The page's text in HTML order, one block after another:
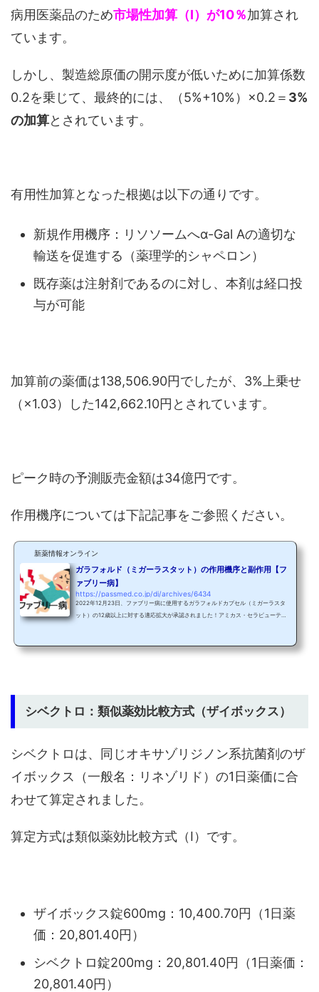
病用医薬品のため市場性加算（Ⅰ）が10％加算され
ています。
しかし、製造総原価の開示度が低いために加算係数
0.2を乗じて、最終的には、（5%+10%）×0.2＝ 3%
の加算とされています。
有用性加算となった根拠は以下の通りです。
新規作用機序：リソソームへα-Gal Aの適切な
輸送を促進する（薬理学的シャペロン）
既存薬は注射剤であるのに対し、本剤は経口投
与が可能
加算前の薬価は138,506.90円でしたが、3%上乗せ
（×1.03）した142,662.10円とされています。
ピーク時の予測販売金額は34億円です。
作用機序については下記記事をご参照ください。
新薬情報オンライン
ガラフォルド（ミガーラスタット）の作用機序と副作用【フ
ァブリー病】
https://passmed.co.jp/di/archives/6434
2022年12月23日、ファブリー病に使用するガラフォルドカプセル（ミガーラスタ
ット）の12歳以上に対する適応拡大が承認されました！アミカス・セラピューティ
う本剤のメカニズムに由来している。製造販売アミカス・セラピューティクス
シベクトロ：類似薬効比較方式（ザイボックス）
シベクトロは、同じオキサゾリジノン系抗菌剤のザ
イボックス（一般名：リネゾリド）の1日薬価に合
わせて算定されました。
算定方式は類似薬効比較方式（Ⅰ）です。
ザイボックス錠600mg：10,400.70円（1日薬
価：20,801.40円）
シベクトロ錠200mg：20,801.40円（1日薬価：
20,801.40円）